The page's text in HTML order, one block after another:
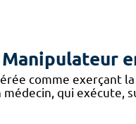
comme exerçant
qui exécute,